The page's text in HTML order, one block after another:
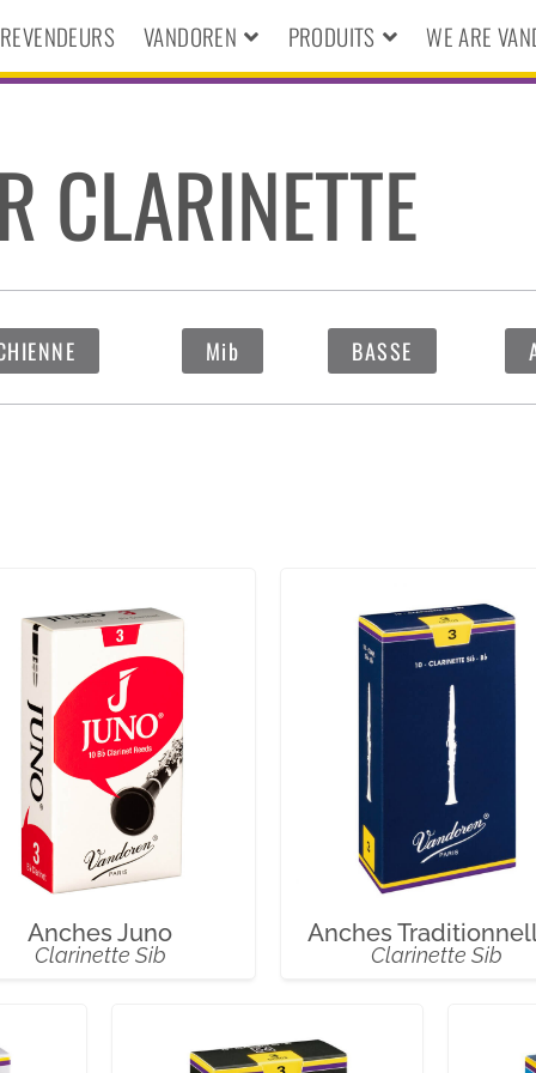
VANDOREN PRODUITS WE ARE
CLARINETTE
Mib BASSE
Anches Juno
Clarinette Sib
Anches
Clarinette Sib